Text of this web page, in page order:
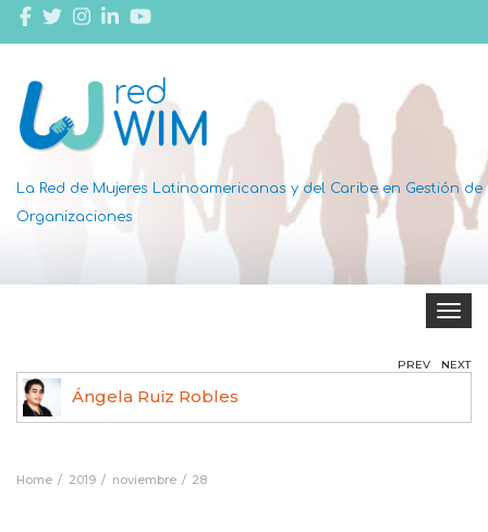
La Red de Mujeres Latinoamericanas y del Caribe en Gestión de
Organizaciones
Toggle
Ángela Ruiz Robles
PREV NEXT
Home 2019 noviembre 28